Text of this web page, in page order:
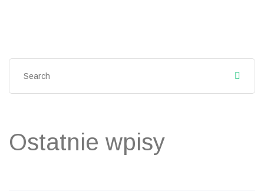
Ostatnie wpisy